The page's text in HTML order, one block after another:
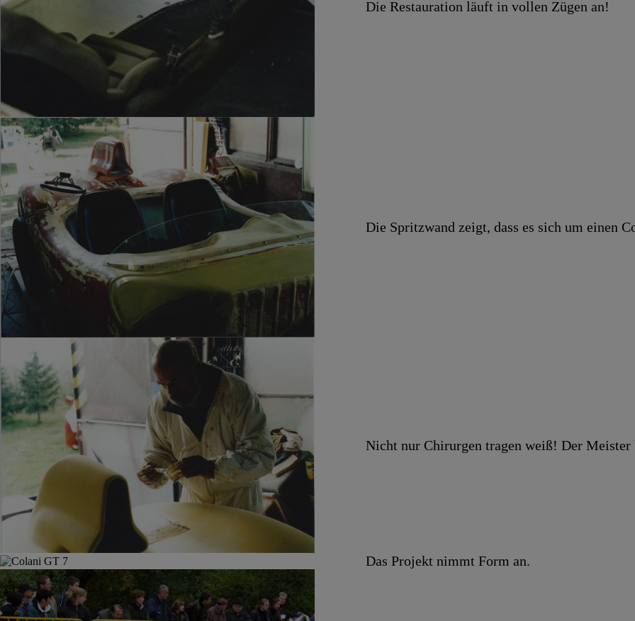
Die Restauration läuft in vollen Zügen an!
Die Spritzwand zeigt, dass es sich um einen
Nicht nur Chirurgen tragen weiß! Der Meister
Das Projekt nimmt Form an.